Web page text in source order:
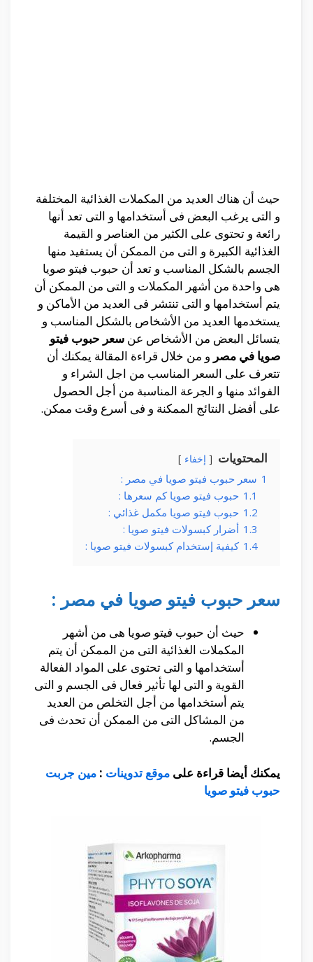
حيث أن هناك العديد من المكملات الغذائية المختلفة
و التى يرغب البعض فى أستخدامها و التى تعد أنها
رائعة و تحتوى على الكثير من العناصر و القيمة
الغذائية الكبيرة و التى من الممكن أن يستفيد منها
الجسم بالشكل المناسب و تعد أن حبوب فيتو صويا
هى واحدة من أشهر المكملات و التى من الممكن أن
يتم أستخدامها و التى تنتشر فى العديد من الأماكن و
يستخدمها العديد من الأشخاص بالشكل المناسب و
يتسائل البعض من الأشخاص عن سعر حبوب فيتو
صويا في مصر و من خلال قراءة المقالة يمكنك أن
تتعرف على السعر المناسب من اجل الشراء و
الفوائد منها و الجرعة المناسبة من أجل الحصول
على أفضل النتائج الممكنة و فى أسرع وقت ممكن.
المحتويات إخفاء
1 سعر حبوب فيتو صويا في مصر :
1.1 حبوب فيتو صويا كم سعرها :
1.2 حبوب فيتو صويا مكمل غذائي :
1.3 أضرار كبسولات فيتو صويا :
1.4 كيفية إستخدام كبسولات فيتو صويا :
سعر حبوب فيتو صويا في مصر :
حيث أن حبوب فيتو صويا هى من أشهر
المكملات الغذائية التى من الممكن أن يتم
أستخدامها و التى تحتوى على المواد الفعالة
القوية و التى لها تأثير فعال فى الجسم و التى
يتم أستخدامها من أجل التخلص من العديد
من المشاكل التى من الممكن أن تحدث فى
الجسم.
يمكنك أيضا قراءة على موقع تدوينات : مين جربت
حبوب فيتو صويا